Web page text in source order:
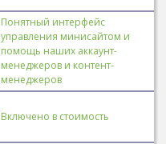
Понятный интерфейс
управления минисайтом и
помощь наших аккаунт-
менеджеров и контент-
менеджеров
Включено в стоимость